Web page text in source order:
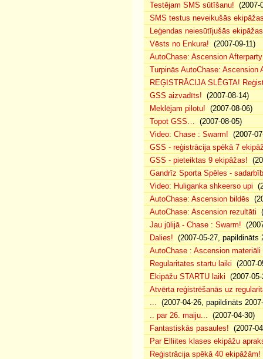
Testējam SMS sūtīšanu! (2007-
SMS testus neveikušās
Leģendas neiesūtījušās ekipāžas
Vēsts no Enkura! (2007-09-11)
AutoChase: Ascension
Turpinās AutoChase: Ascension
REĢISTRĀCIJA SLĒGTA!
GSS aizvadīts! (2007-08-14)
Meklējam pilotu! (2007-08-06)
Topot GSS… (2007-08-05)
Video: Chase : Swarm! (2007-
GSS - reģistrācija spēkā 7
GSS - pieteiktas 9 ekipāžas!
Gandrīz Sporta Spēles -
Video: Huliganka shkeerso upi
AutoChase: Ascension bildēs
AutoChase: Ascension rezultāti
Jau jūlijā - Chase : Swarm!
Dalies! (2007-05-27, papildināts
AutoChase : Ascension materiāli
Regularitates startu laiki (2007-
Ekipāžu STARTU laiki (2007-
Atvērta reģistrēšanās uz
... (2007-04-26, papildināts
.. par 26. maiju... (2007-04-30)
Fantastiskās pasaules! (2007-
Par Elliites klases ekipāžu
Reģistrācija spēkā 40 ekipāžām!